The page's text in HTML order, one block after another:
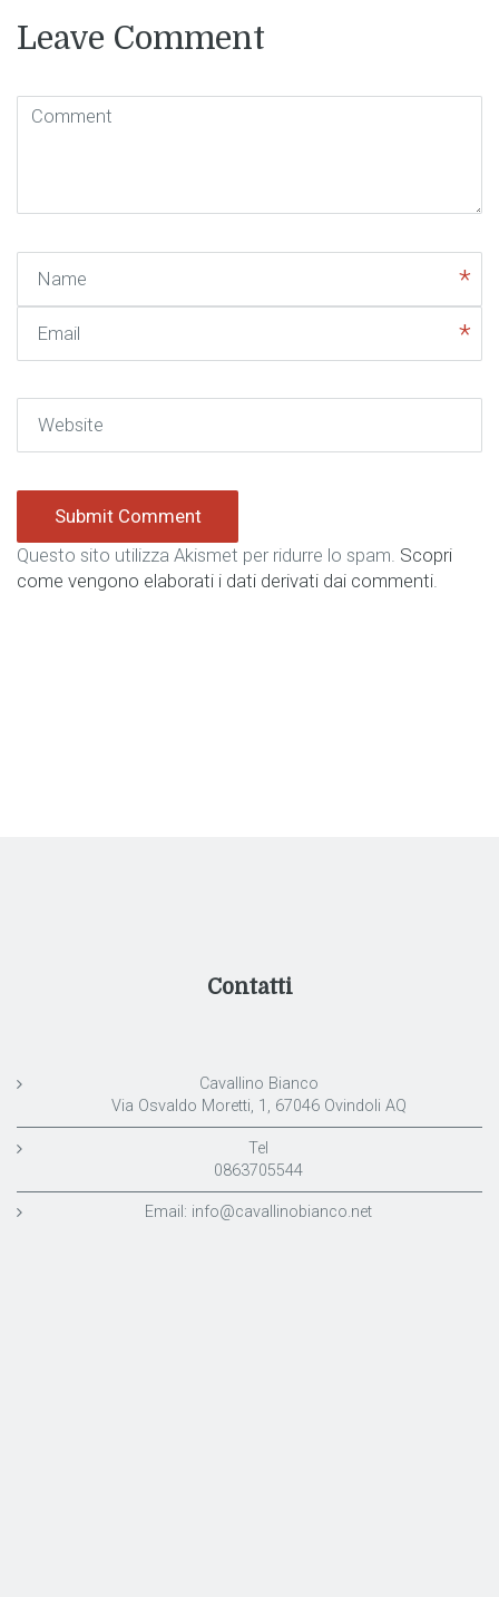
Leave Comment
Comment( * )
Questo sito utilizza Akismet per ridurre lo spam. Scopri
come vengono elaborati i dati derivati dai commenti
Contatti
Cavallino Bianco
Via Osvaldo Moretti, 1, 67046 Ovindoli AQ
Tel
0863705544
Email: info@cavallinobianco.net